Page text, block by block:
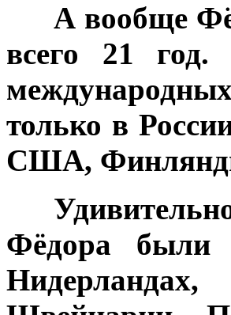
А вообще
всего 21
только в
США,
Фёдора были